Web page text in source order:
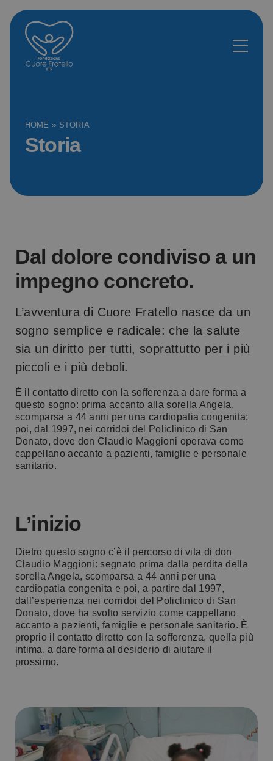
HOME » STORIA
Storia
Dal dolore condiviso a un
impegno concreto.
L’avventura di Cuore Fratello nasce da un
sogno semplice e radicale: che la salute
sia un diritto per tutti, soprattutto per i più
piccoli e i più deboli.
È il contatto diretto con la sofferenza a dare forma a
questo sogno: prima accanto alla sorella Angela,
scomparsa a 44 anni per una cardiopatia congenita;
poi, dal 1997, nei corridoi del Policlinico di San
Donato, dove don Claudio Maggioni operava come
cappellano accanto a pazienti, famiglie e personale
sanitario.
L’inizio
Dietro questo sogno c’è il percorso di vita di don
Claudio Maggioni: segnato prima dalla perdita della
sorella Angela, scomparsa a 44 anni per una
cardiopatia congenita e poi, a partire dal 1997,
dall’esperienza nei corridoi del Policlinico di San
Donato, dove ha svolto servizio come cappellano
accanto a pazienti, famiglie e personale sanitario. È
proprio il contatto diretto con la sofferenza, quella più
intima, a dare forma a l desiderio di aiutare il
prossimo.